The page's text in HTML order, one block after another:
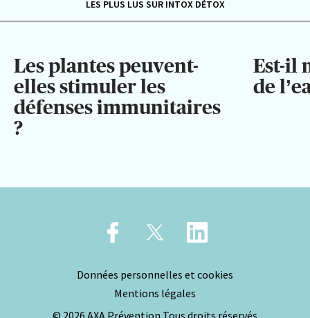
LES PLUS LUS SUR INTOX DÉTOX
Les plantes peuvent-
elles stimuler les
défenses immunitaires
?
Est-il
de
Données personnelles et cookies
Mentions légales
© 2026 AXA Prévention Tous droits réservés